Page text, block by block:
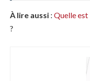
À lire aussi : Quelle est
?